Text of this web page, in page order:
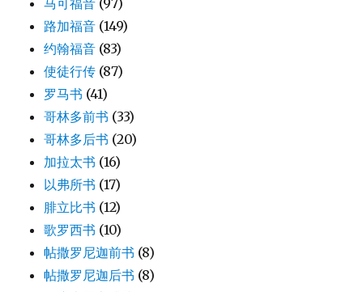
马可福音 (97)
路加福音 (149)
约翰福音 (83)
使徒行传 (87)
罗马书 (41)
哥林多前书 (33)
哥林多后书 (20)
加拉太书 (16)
以弗所书 (17)
腓立比书 (12)
歌罗西书 (10)
帖撒罗尼迦前书 (8)
帖撒罗尼迦后书 (8)